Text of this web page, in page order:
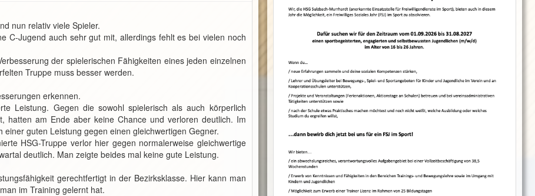
nun relativ viele Spieler.
C-Jugend auch sehr gut mit, allerdings fehlt es bei vielen noch
der spielerischen Fähigkeiten eines jeden einzelnen
Truppe muss besser werden.
erkennen.
Leistung. Gegen die sowohl spielerisch als auch körperlich
hatten am Ende aber keine Chance und verloren deutlich. Im
guten Leistung gegen einen gleichwertigen Gegner.
HSG-Truppe verlor hier gegen normalerweise gleichwertige
deutlich. Man zeigte beides mal keine gute Leistung.
gerechtfertigt in der Bezirksklasse. Hier kann man
im Training gelernt hat.